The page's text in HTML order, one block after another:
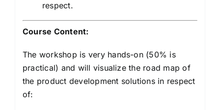
respect.
Course Content:
The workshop is very hands-on (50% is
practical) and will visualize the road map of
the product development solutions in respect
of: